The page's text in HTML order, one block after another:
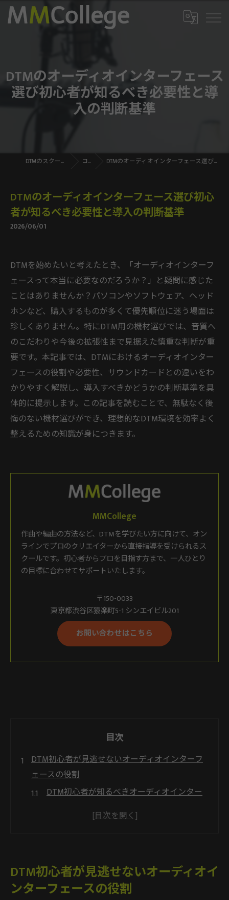
DTMのオーディオインターフェース
選び初心者が知るべき必要性と導
入の判断基準
DTMのスクールならMMCollege コラム DTMのオーディオインターフェース選び初心者が知るべき必要性と導入の判断基準
DTMのオーディオインターフェース選び初心
者が知るべき必要性と導入の判断基準
2026/06/01
DTMを始めたいと考えたとき、「オーディオインターフ
ェースって本当に必要なのだろうか？」と疑問に感じた
ことはありませんか？パソコンやソフトウェア、ヘッド
ホンなど、購入するものが多くて優先順位に迷う場面は
珍しくありません。特にDTM用の機材選びでは、音質へ
のこだわりや今後の拡張性まで見据えた慎重な判断が重
要です。本記事では、DTMにおけるオーディオインター
フェースの役割や必要性、サウンドカードとの違いをわ
かりやすく解説し、導入すべきかどうかの判断基準を具
体的に提示します。この記事を読むことで、無駄なく後
悔のない機材選びができ、理想的なDTM環境を効率よく
整えるための知識が身につきます。
MMCollege
作曲や編曲の方法など、DTMを学びたい方に向けて、オン
ラインでプロのクリエイターから直接指導を受けられるス
クールです。初心者からプロを目指す方まで、一人ひとり
の目標に合わせてサポートいたします。
〒150-0033
東京都渋谷区猿楽町5-1 シンエイビル201
お問い合わせはこちら
目次
DTM初心者が見逃せないオーディオインターフ
ェースの役割
DTM初心者が知るべきオーディオインター
フェースの必要性
が変わるのか解説
オーディオインターフェースがDTM初心者
DTM初心者が見逃せないオーディオイ
ンターフェースの役割